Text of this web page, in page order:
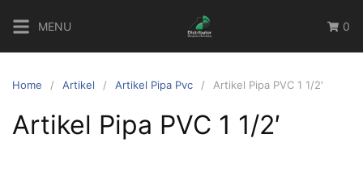
content
MENU 0
Home Artikel Artikel Pipa Pvc Artikel Pipa PVC 1 1/2′
Artikel Pipa PVC 1 1/2′